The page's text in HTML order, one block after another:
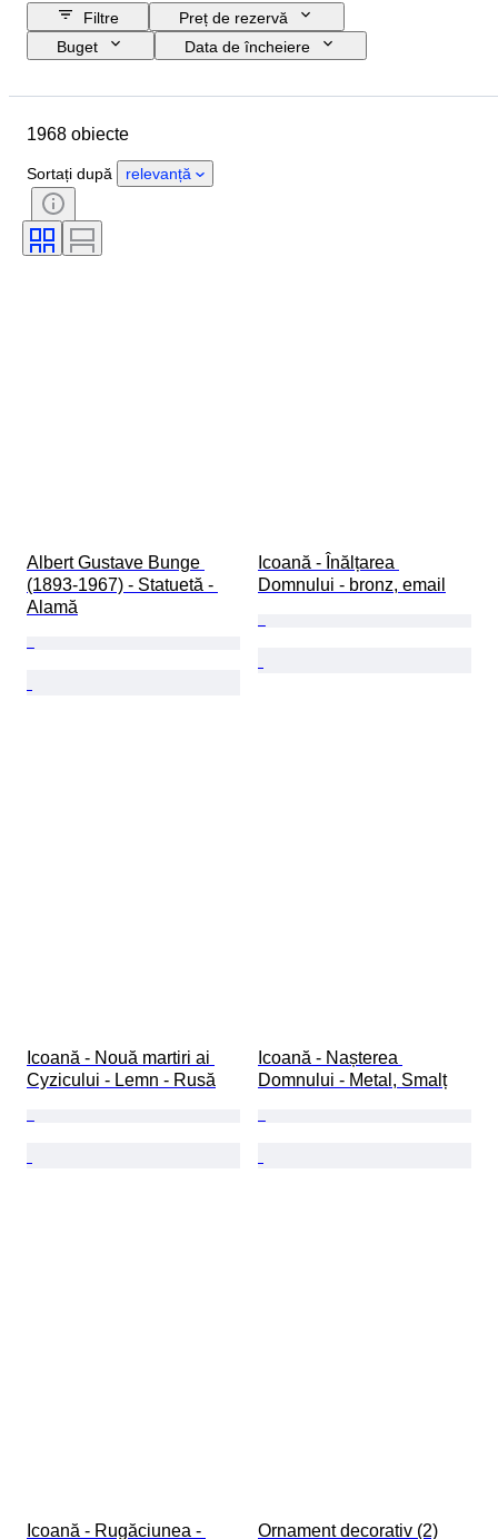
Filtre
Preț de rezervă
Buget
Data de încheiere
Țara de Proveniență
Stare
Certificare
Semnătură
Mișcarea ceasului
1968 obiecte
Sortați după relevanță
Albert Gustave Bunge
(1893-1967) - Statuetă -
Alamă
Icoană - Înălțarea
Domnului - bronz, email
Icoană - Nouă martiri ai
Cyzicului - Lemn - Rusă
Icoană - Nașterea
Domnului - Metal, Smalț
Icoană - Rugăciunea - Ornament decorativ (2)